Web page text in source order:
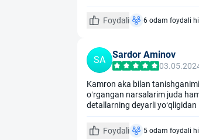
Foydali 6 odam foydali
SA Sardor Aminov
Kamron aka bilan
oʻrgangan narsalarim juda
detallarning deyarli
Foydali 5 odam foydali